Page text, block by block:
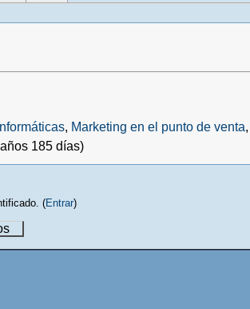
, Marketing en el punto de venta,
185 días)
(Entrar)